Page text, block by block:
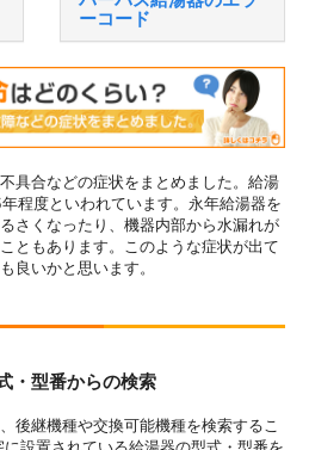
ーコード
具合などの症状をまとめました。給湯
程度といわれています。永年給湯器を
さくなったり、機器内部から水漏れが
ともあります。このような症状が出て
良いかと思います。
・型番からの検索
後継機種や交換可能機種を検索するこ